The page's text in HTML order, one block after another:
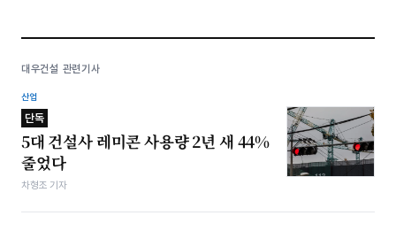
대우건설 관련기사
산업
단독
5대 건설사 레미콘 사용량 2년 새 44%
줄었다
차형조 기자